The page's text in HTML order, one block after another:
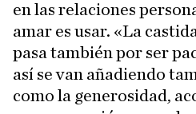
en las relaciones
amar es usar. «La
pasa también por ser
así se van añadiendo
como la generosidad,